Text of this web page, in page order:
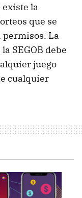
la
que se
permisos. La
SEGOB debe
juego
cualquier